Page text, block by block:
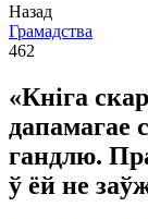
Назад
Грамадства
462
«Кніга
дапамагае
гандлю.
ў ёй не